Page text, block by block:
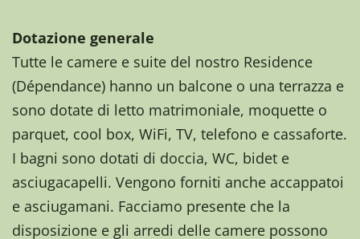
Dotazione generale
Tutte le camere e suite del nostro Residence
(Dépendance) hanno un balcone o una terrazza e
sono dotate di letto matrimoniale, moquette o
parquet, cool box, WiFi, TV, telefono e cassaforte.
I bagni sono dotati di doccia, WC, bidet e
asciugacapelli. Vengono forniti anche accappatoi
e asciugamani. Facciamo presente che la
disposizione e gli arredi delle camere possono